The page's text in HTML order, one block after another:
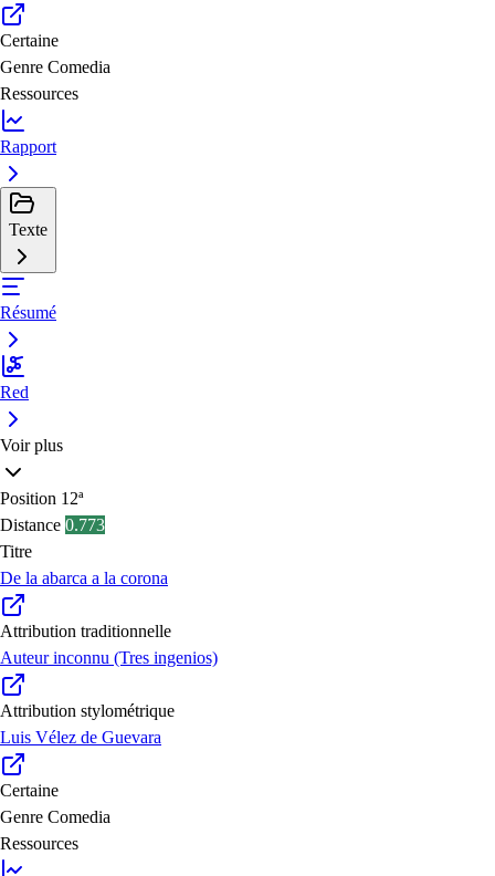
Certaine
Genre Comedia
Ressources
Rapport
Texte
Résumé
Red
Voir plus
Position 12ª
Distance 0.773
Titre
De la abarca a la corona
Attribution traditionnelle
Auteur inconnu (Tres ingenios)
Attribution stylométrique
Luis Vélez de Guevara
Certaine
Genre Comedia
Ressources